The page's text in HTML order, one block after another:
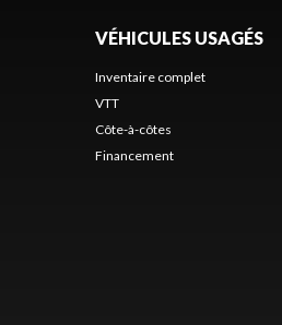
VÉHICULES USAGÉS
Inventaire complet
VTT
Côte-à-côtes
Financement